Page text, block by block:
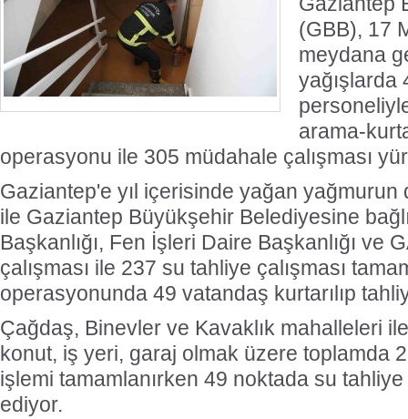
(GBB), 17
meydana
yağışlarda
arama-
operasyonu ile 305 müdahale çalışması
Gaziantep'e yıl içerisinde yağan
ile Gaziantep Büyükşehir Belediyesine
Başkanlığı, Fen İşleri Daire Başkanlığı ve
çalışması ile 237 su tahliye çalışması
operasyonunda 49 vatandaş kurtarılıp
Çağdaş, Binevler ve Kavaklık mahalleleri
konut, iş yeri, garaj olmak üzere toplamda
işlemi tamamlanırken 49 noktada su tahliye
ediyor.